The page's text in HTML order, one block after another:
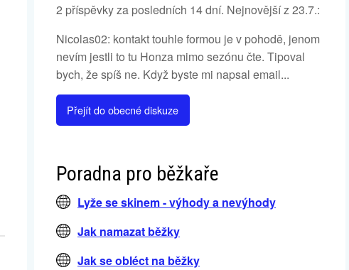
2 příspěvky za posledních 14 dní. Nejnovější z 23.7.:
Nicolas02: kontakt touhle formou je v pohodě, jenom
nevím jestli to tu Honza mimo sezónu čte. Tipoval
bych, že spíš ne. Když byste mi napsal email...
Přejít do obecné diskuze
Poradna pro běžkaře
Lyže se skinem - výhody a nevýhody
Jak namazat běžky
Jak se obléct na běžky